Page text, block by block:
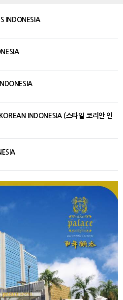
INDONESIA
INDONESIA (스타일 코리안 인